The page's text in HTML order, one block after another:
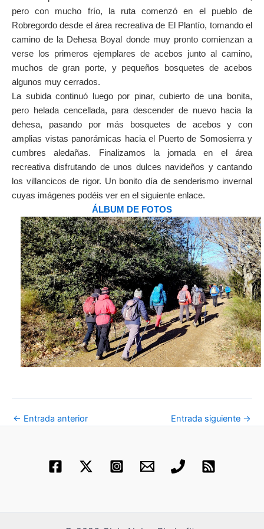
pero con mucho frío, la ruta comenzó en el pueblo de
Robregordo desde el área recreativa de El Plantío, tomando el
camino de la Dehesa Boyal donde muy pronto comienzan a
verse los primeros ejemplares de acebos junto al camino,
muchos de gran porte, y pequeños bosquetes de acebos
algunos muy cerrados.
La subida continuó luego por pinar, cubierto de una bonita,
pero helada cencellada, para descender de nuevo hacia la
dehesa, pasando por más bosquetes de acebos y con
amplias vistas panorámicas hacia el Puerto de Somosierra y
cumbres aledañas. Finalizamos la jornada en el área
recreativa disfrutando de unos dulces navideños y cantando
los villancicos de rigor. Un bonito día de senderismo invernal
cuyas imágenes podéis ver en el siguiente enlace.
ÁLBUM DE FOTOS
← Entrada anterior Entrada siguiente →